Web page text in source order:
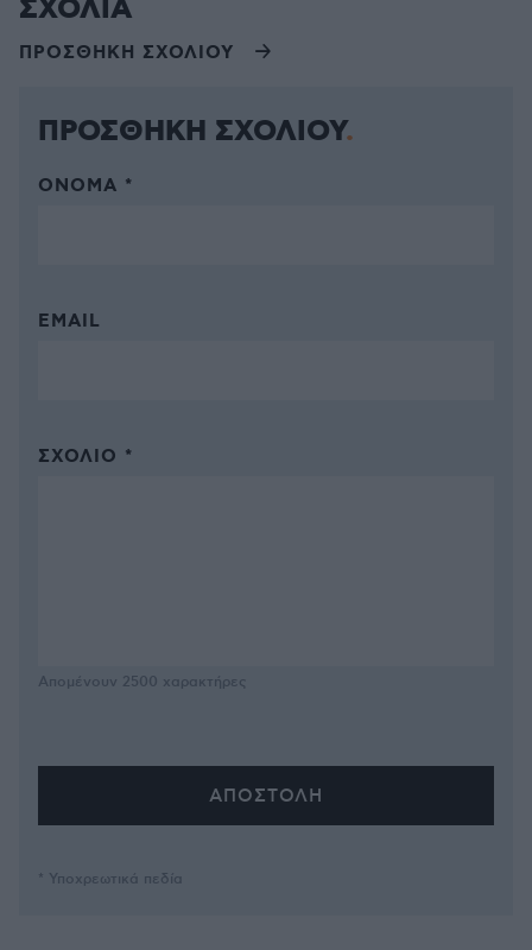
ΣΧΟΛΙΑ
ΠΡΟΣΘΗΚΗ ΣΧΟΛΙΟΥ
ΠΡΟΣΘΗΚΗ ΣΧΟΛΙΟΥ
ΌΝΟΜΑ *
EMAIL
ΣΧΌΛΙΟ *
Απομένουν 2500 χαρακτήρες
* Υποχρεωτικά πεδία